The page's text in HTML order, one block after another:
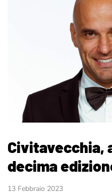
Civitavecchia,
decima
13 Febbraio 2023